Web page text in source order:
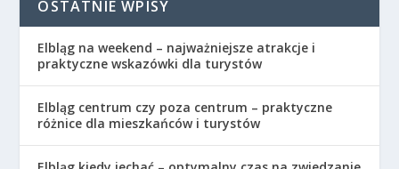
OSTATNIE WPISY
Elbląg na weekend – najważniejsze atrakcje i
praktyczne wskazówki dla turystów
Elbląg centrum czy poza centrum – praktyczne
różnice dla mieszkańców i turystów